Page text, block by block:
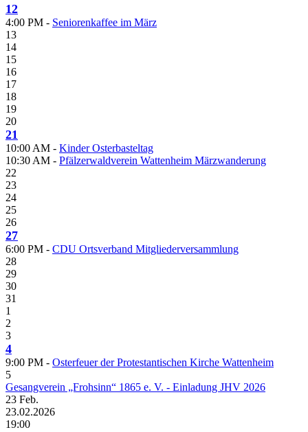
12
4:00 PM - Seniorenkaffee im März
13
14
15
16
17
18
19
20
21
10:00 AM - Kinder Osterbasteltag
10:30 AM - Pfälzerwaldverein Wattenheim Märzwanderung
22
23
24
25
26
27
6:00 PM - CDU Ortsverband Mitgliederversammlung
28
29
30
31
1
2
3
4
9:00 PM - Osterfeuer der Protestantischen Kirche Wattenheim
5
Gesangverein „Frohsinn“ 1865 e. V. - Einladung JHV 2026
23 Feb.
23.02.2026
19:00